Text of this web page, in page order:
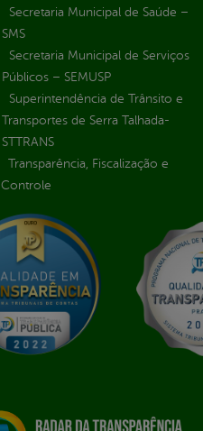
Secretaria Municipal de Saúde –
SMS
Secretaria Municipal de Serviços
Públicos – SEMUSP
Superintendência de Trânsito e
Transportes de Serra Talhada-
STTRANS
Transparência, Fiscalização e
Controle